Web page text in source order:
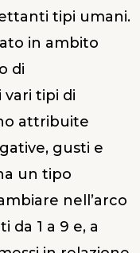
tipi umani.
in ambito
di
tipi di
attribuite
gusti e
un tipo
nell’arco
da 1 a 9 e, a